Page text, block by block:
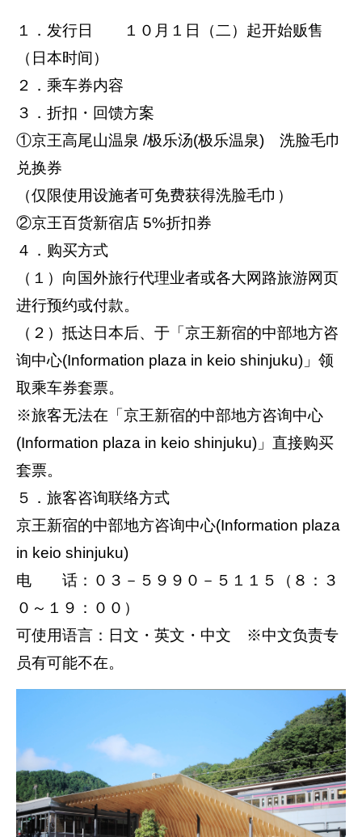
１．发行日 １０月１日（二）起开始贩售
（日本时间）
２．乘车券内容
３．折扣・回馈方案
①京王高尾山温泉 /极乐汤(极乐温泉) 洗脸毛巾
兑换券
（仅限使用设施者可免费获得洗脸毛巾）
②京王百货新宿店 5%折扣券
４．购买方式
（１）向国外旅行代理业者或各大网路旅游网页
进行预约或付款。
（２）抵达日本后、于「京王新宿的中部地方咨
询中心(Information plaza in keio shinjuku)」领
取乘车券套票。
※旅客无法在「京王新宿的中部地方咨询中心
(Information plaza in keio shinjuku)」直接购买
套票。
５．旅客咨询联络方式
京王新宿的中部地方咨询中心(Information plaza
in keio shinjuku)
电 话：０３－５９９０－５１１５（８：３
０～１９：００）
可使用语言：日文・英文・中文 ※中文负责专
员有可能不在。